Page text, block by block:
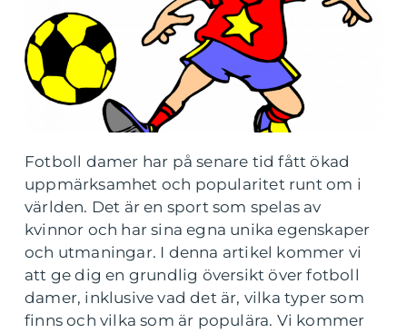
Fotboll damer har på senare tid fått ökad
uppmärksamhet och popularitet runt om i
världen. Det är en sport som spelas av
kvinnor och har sina egna unika egenskaper
och utmaningar. I denna artikel kommer vi
att ge dig en grundlig översikt över fotboll
damer, inklusive vad det är, vilka typer som
finns och vilka som är populära. Vi kommer